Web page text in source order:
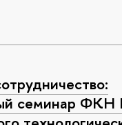
семинар